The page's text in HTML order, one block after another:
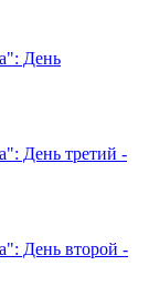
День
День третий -
День второй -